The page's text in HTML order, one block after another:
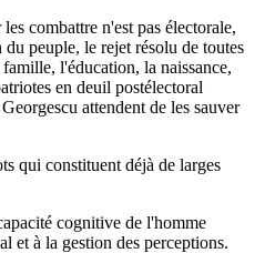
combattre n'est pas électorale,
peuple, le rejet résolu de toutes
l'éducation, la naissance,
en deuil postélectoral
attendent de les sauver
qui constituent déjà de larges
cognitive de l'homme
et à la gestion des perceptions.